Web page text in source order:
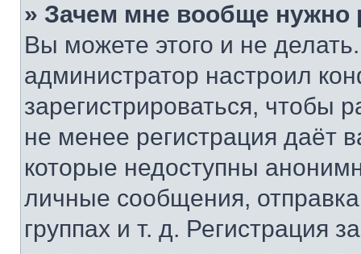
» Зачем мне вообще нужно
Вы можете этого и не
администратор настроил
зарегистрироваться, чтобы
не менее регистрация даёт
которые недоступны
личные сообщения,
группах и т. д. Регистрация